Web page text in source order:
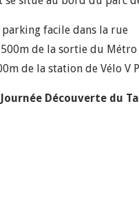
facile dans la rue
de la sortie du Métro
de la station de Vélo V
Journée Découverte du